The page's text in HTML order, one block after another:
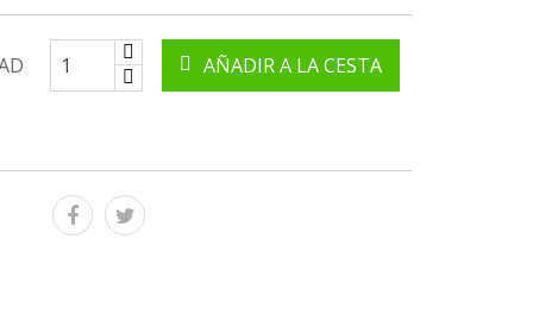
AÑADIR A LA CESTA